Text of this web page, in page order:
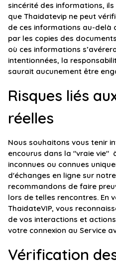
sincérité des informations,
que Thaidatevip ne peut
de ces informations au-delà
par les copies des
où ces informations
intentionnées, la
saurait aucunement être
Risques liés
réelles
Nous souhaitons vous tenir
encourus dans la "vraie vie"
inconnues ou connues
d'échanges en ligne sur
recommandons de faire
lors de telles rencontres. En
ThaidateVIP, vous
de vos interactions et
votre connexion au Service
Vérification